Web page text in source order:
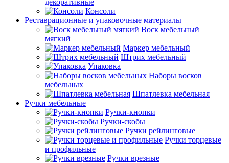
декоративные
Консоли
Реставрационные и упаковочные материалы
Воск мебельный
мягкий
Маркер мебельный
Штрих мебельный
Упаковка
Наборы восков
мебельных
Шпатлевка мебельная
Ручки мебельные
Ручки-кнопки
Ручки-скобы
Ручки рейлинговые
Ручки торцевые
и профильные
Ручки врезные